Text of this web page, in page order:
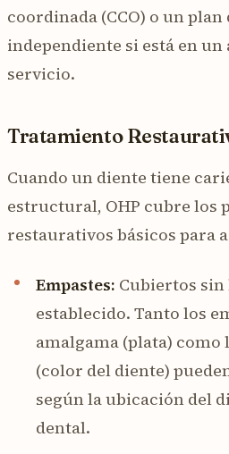
coordinada (CCO) o un
independiente si está en
servicio.
Tratamiento
Cuando un diente tiene
estructural, OHP cubre los
restaurativos básicos para
Empastes: Cubiertos
establecido. Tanto los
amalgama (plata) como
(color del diente)
según la ubicación del
dental.